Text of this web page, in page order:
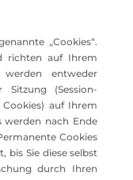
„Cookies“.
richten auf Ihrem
entweder
(Session-
auf Ihrem
werden nach Ende
Cookies
bis Sie diese selbst
durch Ihren